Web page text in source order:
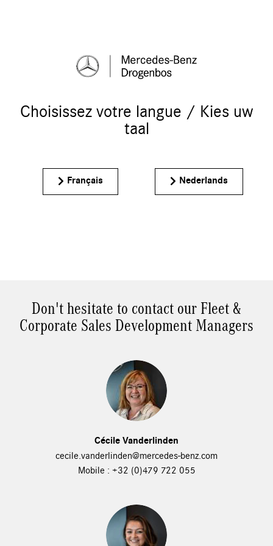
Choisissez votre langue / Kies uw
taal
Français Nederlands
Don't hesitate to contact our Fleet &
Corporate Sales Development Managers
Cécile Vanderlinden
cecile.vanderlinden@mercedes-benz.com
Mobile : +32 (0)479 722 055